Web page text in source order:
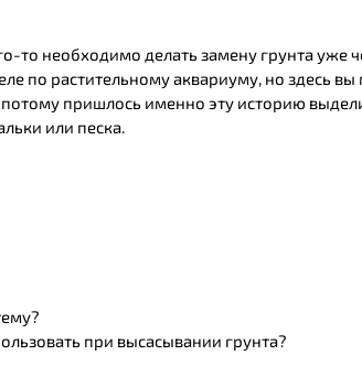
то необходимо делать замену грунта уже
по растительному аквариуму, но здесь
пришлось именно эту историю
или песка.
при высасывании грунта?